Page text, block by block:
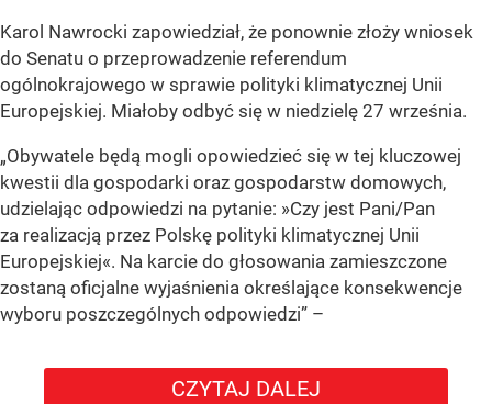
Karol Nawrocki zapowiedział, że ponownie złoży wniosek
do Senatu o przeprowadzenie referendum
ogólnokrajowego w sprawie polityki klimatycznej Unii
Europejskiej. Miałoby odbyć się w niedzielę 27 września.
„Obywatele będą mogli opowiedzieć się w tej kluczowej
kwestii dla gospodarki oraz gospodarstw domowych,
udzielając odpowiedzi na pytanie: »Czy jest Pani/Pan
za realizacją przez Polskę polityki klimatycznej Unii
Europejskiej«. Na karcie do głosowania zamieszczone
zostaną oficjalne wyjaśnienia określające konsekwencje
wyboru poszczególnych odpowiedzi” –
CZYTAJ DALEJ